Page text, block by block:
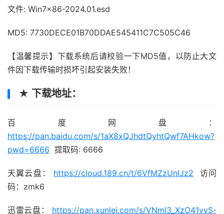
文件: Win7x86-2024.01.esd
MD5: 7730DECE01B70DDAE545411C7C505C46
【温馨提示】下载系统后请校验一下MD5值，以防止大文
件因下载传输时损坏引起安装失败！
★ 下载地址：
百度网盘：
https://pan.baidu.com/s/1aX8xQJhdtQyhtQwf7AHkow?
pwd=6666 提取码: 6666
天翼云盘： https://cloud.189.cn/t/6VfMZzUnIJz2 访问
码：zmk6
迅雷云盘： https://pan.xunlei.com/s/VNml3_XzO41vvS-